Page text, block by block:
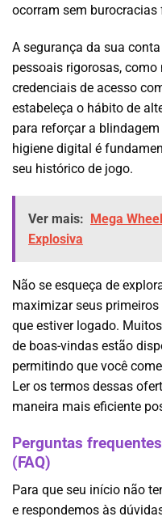
ocorram sem burocracias
A segurança da sua
pessoais rigorosas,
credenciais de acesso
estabeleça o hábito de
para reforçar a
higiene digital é
seu histórico de jogo.
Ver mais: Mega
Explosiva
Não se esqueça de
maximizar seus
que estiver logado.
de boas-vindas estão
permitindo que você
Ler os termos dessas
maneira mais eficiente
Perguntas
(FAQ)
Para que seu início não
e respondemos às